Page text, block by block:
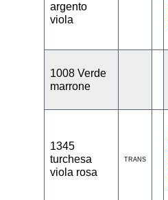
argento
viola
1008 Verde
marrone
1345
turchesa
viola rosa
TRANS